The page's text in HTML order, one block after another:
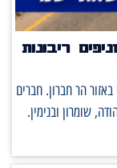
ריבונות
הר חברון. חברים
שומרון ובנימין.